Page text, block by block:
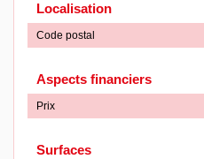
Localisation
Code postal
Aspects financiers
Prix
Surfaces